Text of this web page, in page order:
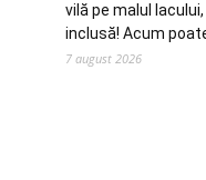
vilă pe malul
inclusă! Acum
7 august 2026